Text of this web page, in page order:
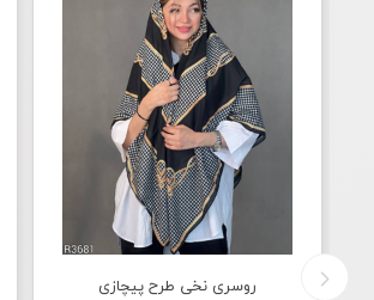
روسری نخی طرح پیچازی